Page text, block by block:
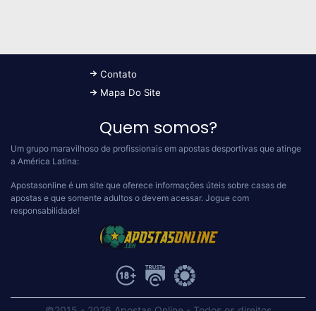
Contato
Mapa Do Site
Quem somos?
Um grupo maravilhoso de profissionais em apostas desportivas que atinge
a América Latina:
Apostasonline é um site que oferece informações úteis sobre casas de
apostas e que somente adultos o devem acessar. Jogue com
responsabilidade!